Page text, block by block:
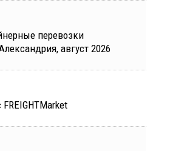
перевозки
август 2026